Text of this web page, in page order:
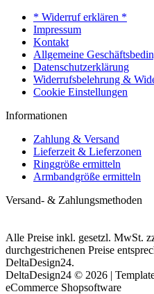
* Widerruf erklären *
Impressum
Kontakt
Allgemeine
Datenschutzerklärung
Widerrufsbelehrung &
Cookie Einstellungen
Informationen
Zahlung & Versand
Lieferzeit & Lieferzonen
Ringgröße ermitteln
Armbandgröße ermitteln
Versand- & Zahlungsmethoden
Alle Preise inkl. gesetzl. MwSt.
durchgestrichenen Preise
DeltaDesign24.
DeltaDesign24 © 2026 |
eCommerce Shopsoftware